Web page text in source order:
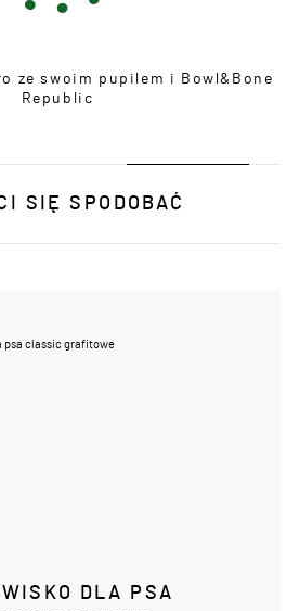
ze swoim pupilem i Bowl&Bone
Republic
SIĘ SPODOBAĆ
DLA PSA